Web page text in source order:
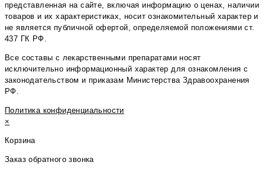
представленная на сайте, включая информацию о ценах, наличии
товаров и их характеристиках, носит ознакомительный характер и
не является публичной офертой, определяемой положениями ст.
437 ГК РФ.
Все составы с лекарственными препаратами носят
исключительно информационный характер для ознакомления с
законодательством и приказам Министерства Здравоохранения
РФ.
Политика конфиденциальности
×
Корзина
Заказ обратного звонка